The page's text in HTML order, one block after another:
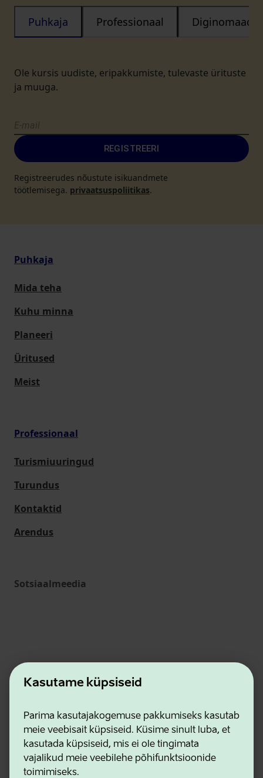
Kasutame küpsiseid
Parima kasutajakogemuse pakkumiseks kasutab
meie veebisait küpsiseid. Küsime sinult luba, et
kasutada küpsiseid, mis ei ole tingimata
vajalikud meie veebilehe põhifunktsioonide
toimimiseks.
Ole kursis uudiste, eripakkumiste, tulevaste ürituste
ja muuga.
Puhkaja Professionaal Diginomaad
REGISTREERI
Registreerudes nõustute isikuandmete
töötlemisega. privaatsuspoliitikas.
Puhkaja
Mida teha
Kuhu minna
Planeeri
Üritused
Meist
Professionaal
Turismiuuringud
Turundus
Kontaktid
Arendus
Sotsiaalmeedia
Ettevõtluse ja Innovatsiooni Sihtasutus
Kontaktid
Koostööpartnerid
Kasutustingimused
Privaatsuse ja küpsiste eeskirjad